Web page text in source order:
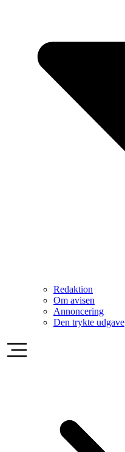
Redaktion
Om avisen
Annoncering
Den trykte udgave